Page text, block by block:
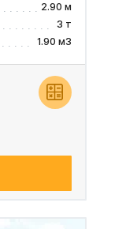
2.90 м
3 т
1.90 м3